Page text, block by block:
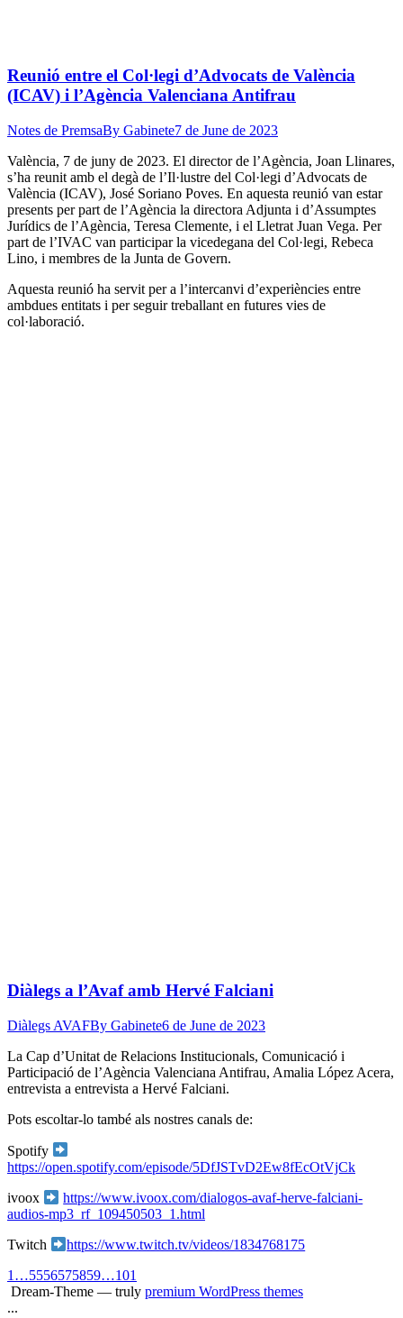
Reunió entre el Col·legi d’Advocats de València
(ICAV) i l’Agència Valenciana Antifrau
Notes de PremsaBy Gabinete7 de June de 2023
València, 7 de juny de 2023. El director de l’Agència, Joan Llinares,
s’ha reunit amb el degà de l’Il·lustre del Col·legi d’Advocats de
València (ICAV), José Soriano Poves. En aquesta reunió van estar
presents per part de l’Agència la directora Adjunta i d’Assumptes
Jurídics de l’Agència, Teresa Clemente, i el Lletrat Juan Vega. Per
part de l’IVAC van participar la vicedegana del Col·legi, Rebeca
Lino, i membres de la Junta de Govern.
Aquesta reunió ha servit per a l’intercanvi d’experiències entre
ambdues entitats i per seguir treballant en futures vies de
col·laboració.
Diàlegs a l’Avaf amb Hervé Falciani
Diàlegs AVAFBy Gabinete6 de June de 2023
La Cap d’Unitat de Relacions Institucionals, Comunicació i
Participació de l’Agència Valenciana Antifrau, Amalia López Acera,
entrevista a entrevista a Hervé Falciani.
Pots escoltar-lo també als nostres canals de:
Spotify
https://open.spotify.com/episode/5DfJSTvD2Ew8fEcOtVjCk
ivoox
https://www.ivoox.com/dialogos-avaf-herve-falciani-
audios-mp3_rf_109450503_1.html
Twitch
https://www.twitch.tv/videos/1834768175
1…5556575859…101
Dream-Theme — truly premium WordPress themes
...